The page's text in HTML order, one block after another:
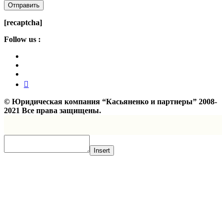
[recaptcha]
Follow us :
© Юридическая компания “Касьяненко и партнеры” 2008-
2021 Все права защищены.
Insert